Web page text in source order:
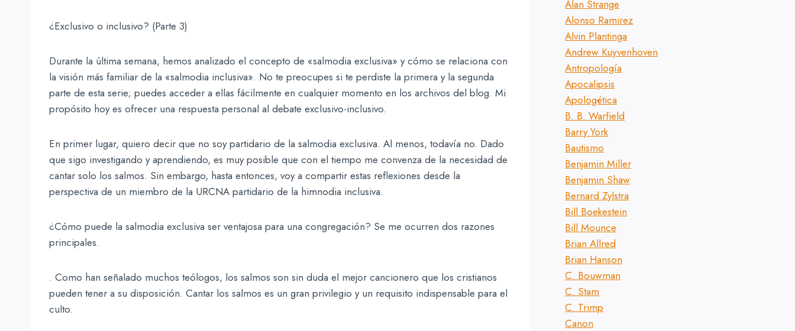
¿Exclusivo o inclusivo? (Parte 3)
Durante la última semana, hemos analizado el concepto de «salmodia exclusiva» y cómo se relaciona con
la visión más familiar de la «salmodia inclusiva». No te preocupes si te perdiste la primera y la segunda
parte de esta serie; puedes acceder a ellas fácilmente en cualquier momento en los archivos del blog. Mi
propósito hoy es ofrecer una respuesta personal al debate exclusivo-inclusivo.
En primer lugar, quiero decir que no soy partidario de la salmodia exclusiva. Al menos, todavía no. Dado
que sigo investigando y aprendiendo, es muy posible que con el tiempo me convenza de la necesidad de
cantar solo los salmos. Sin embargo, hasta entonces, voy a compartir estas reflexiones desde la
perspectiva de un miembro de la URCNA partidario de la himnodia inclusiva.
¿Cómo puede la salmodia exclusiva ser ventajosa para una congregación? Se me ocurren dos razones
principales.
. Como han señalado muchos teólogos, los salmos son sin duda el mejor cancionero que los cristianos
pueden tener a su disposición. Cantar los salmos es un gran privilegio y un requisito indispensable para el
culto.
Alan Strange
Alonso Ramirez
Alvin Plantinga
Andrew Kuyvenhoven
Antropología
Apocalipsis
Apologética
B. B. Warfield
Barry York
Bautismo
Benjamin Miller
Benjamin Shaw
Bernard Zylstra
Bill Boekestein
Bill Mounce
Brian Allred
Brian Hanson
C. Bouwman
C. Stam
C. Trimp
Canon